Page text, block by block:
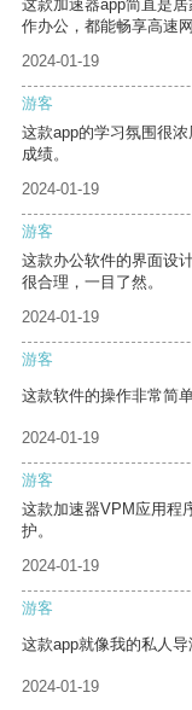
这款加速器app简直是
作办公，都能畅享高速
2024-01-19
游客
这款app的学习氛围很
成绩。
2024-01-19
游客
这款办公软件的界面设
很合理，一目了然。
2024-01-19
游客
这款软件的操作非常简
2024-01-19
游客
这款加速器VPM应用程
护。
2024-01-19
游客
这款app就像我的私人导
2024-01-19